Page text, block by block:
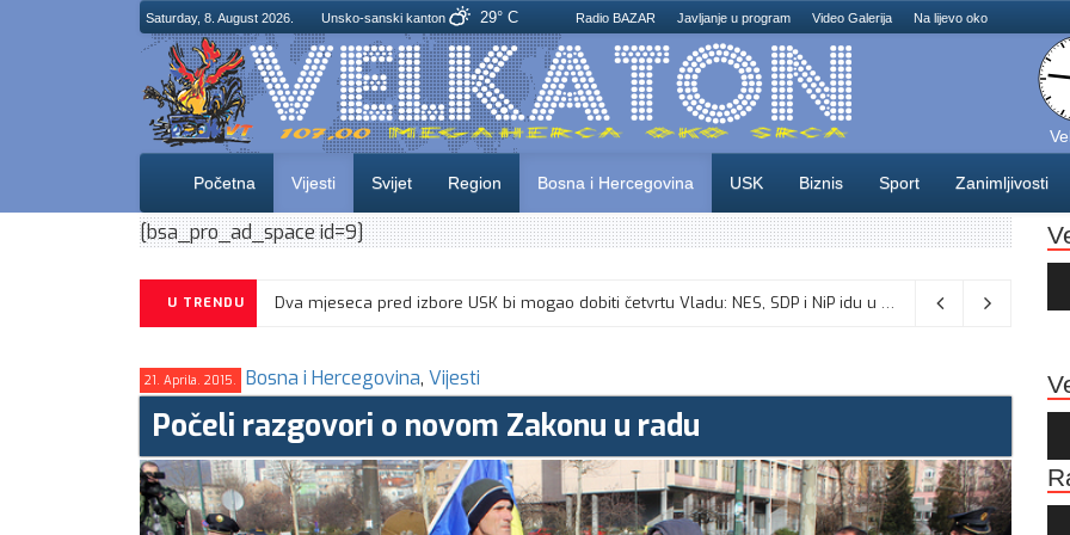
Saturday, 8. August 2026. Unsko-sanski kanton 29° C Radio BAZAR Javljanje u program Video Galerija Na lijevo oko
Početna Vijesti Svijet Region Bosna i Hercegovina USK Biznis Sport Zanimljivosti
[bsa_pro_ad_space id=9]
U TRENDU Odlične vijesti za naše košarkaše! Nijedan NBA igrač iz Litvanije ne želi igrati protiv BiH 08/08/2026
21. Aprila. 2015. Bosna i Hercegovina, Vijesti
Počeli razgovori o novom Zakonu u radu